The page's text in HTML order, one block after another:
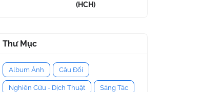
(HCH)
Thư Mục
Album Ảnh Câu Đối
Nghiên Cứu - Dịch Thuật Sáng Tác